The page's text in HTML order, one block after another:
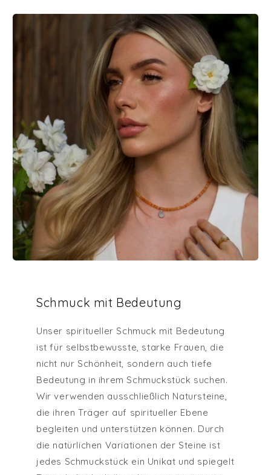
Schmuck mit Bedeutung
Unser spiritueller Schmuck mit Bedeutung
ist für selbstbewusste, starke Frauen, die
nicht nur Schönheit, sondern auch tiefe
Bedeutung in ihrem Schmuckstück suchen.
Wir verwenden ausschließlich Natursteine,
die ihren Träger auf spiritueller Ebene
begleiten und unterstützen können. Durch
die natürlichen Variationen der Steine ist
jedes Schmuckstück ein Unikat und spiegelt